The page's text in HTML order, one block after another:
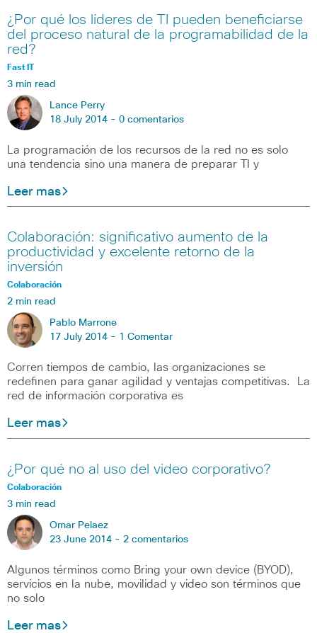
¿Por qué los líderes de TI pueden beneficiarse
del proceso natural de la programabilidad de la
red?
Fast IT
3 min read
Lance Perry
18 July 2014 - 0 comentarios
La programación de los recursos de la red no es solo
una tendencia sino una manera de preparar TI y
Leer mas
Colaboración: significativo aumento de la
productividad y excelente retorno de la
inversión
Colaboración
2 min read
Pablo Marrone
17 July 2014 - 1 Comentar
Corren tiempos de cambio, las organizaciones se
redefinen para ganar agilidad y ventajas competitivas. La
red de información corporativa es
Leer mas
¿Por qué no al uso del video corporativo?
Colaboración
3 min read
Omar Pelaez
23 June 2014 - 2 comentarios
Algunos términos como Bring your own device (BYOD),
servicios en la nube, movilidad y video son términos que
no solo
Leer mas